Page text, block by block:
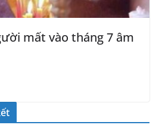
mất vào tháng 7 âm